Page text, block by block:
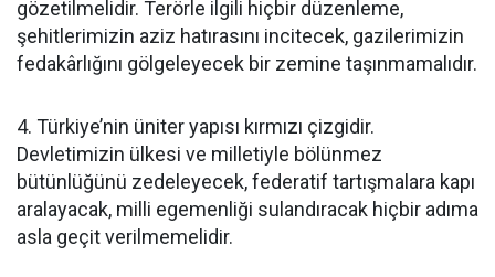
gözetilmelidir. Terörle ilgili hiçbir düzenleme,
şehitlerimizin aziz hatırasını incitecek, gazilerimizin
fedakârlığını gölgeleyecek bir zemine taşınmamalıdır.
4. Türkiye’nin üniter yapısı kırmızı çizgidir.
Devletimizin ülkesi ve milletiyle bölünmez
bütünlüğünü zedeleyecek, federatif tartışmalara kapı
aralayacak, milli egemenliği sulandıracak hiçbir adıma
asla geçit verilmemelidir.